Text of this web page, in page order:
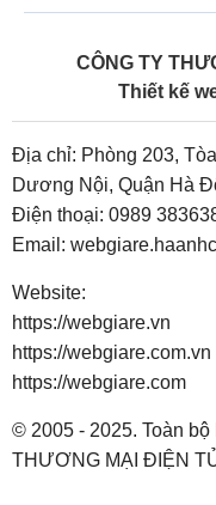
CÔNG TY
Thiết kế
Địa chỉ: Phòng 203,
Dương Nội, Quận Hà
Điện thoại: 0989
Email:
Website:
https://webgiare.vn
https://webgiare.com.vn
https://webgiare.com
© 2005 - 2025. Toàn
THƯƠNG MẠI ĐIỆN